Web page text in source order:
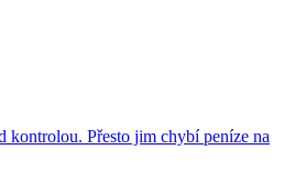
kontrolou. Přesto jim chybí peníze na